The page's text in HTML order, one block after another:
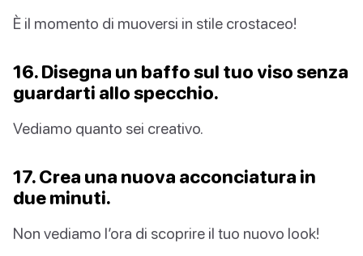
È il momento di muoversi in stile crostaceo!
16. Disegna un baffo sul tuo viso senza
guardarti allo specchio.
Vediamo quanto sei creativo.
17. Crea una nuova acconciatura in
due minuti.
Non vediamo l’ora di scoprire il tuo nuovo look!